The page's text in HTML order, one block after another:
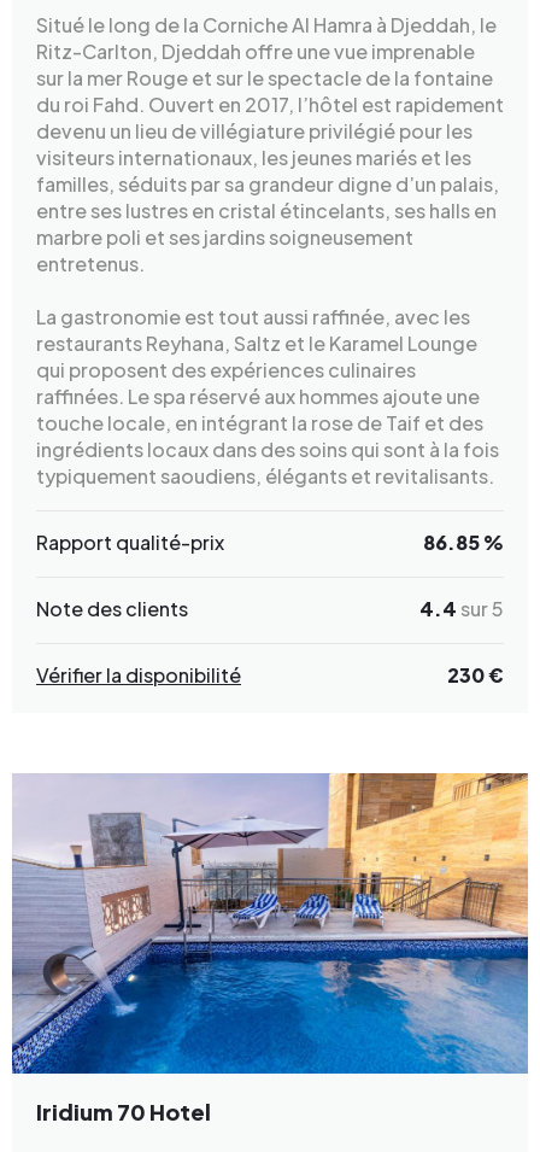
Situé le long de la Corniche Al Hamra à Djeddah, le
Ritz-Carlton, Djeddah offre une vue imprenable
sur la mer Rouge et sur le spectacle de la fontaine
du roi Fahd. Ouvert en 2017, l’hôtel est rapidement
devenu un lieu de villégiature privilégié pour les
visiteurs internationaux, les jeunes mariés et les
familles, séduits par sa grandeur digne d’un palais,
entre ses lustres en cristal étincelants, ses halls en
marbre poli et ses jardins soigneusement
entretenus.
La gastronomie est tout aussi raffinée, avec les
restaurants Reyhana, Saltz et le Karamel Lounge
qui proposent des expériences culinaires
raffinées. Le spa réservé aux hommes ajoute une
touche locale, en intégrant la rose de Taif et des
ingrédients locaux dans des soins qui sont à la fois
typiquement saoudiens, élégants et revitalisants.
Rapport qualité-prix 86.85 %
Note des clients 4.4 sur 5
Vérifier la disponibilité 230 €
Iridium 70 Hotel